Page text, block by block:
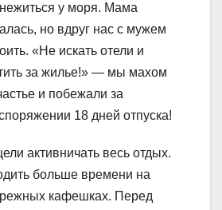
у моря. Мама
но вдруг нас с мужем
«Не искать отели и
за жилье!» — мы махом
и побежали за
18 дней отпуска!
активничать весь отдых.
больше времени на
кафешках. Перед